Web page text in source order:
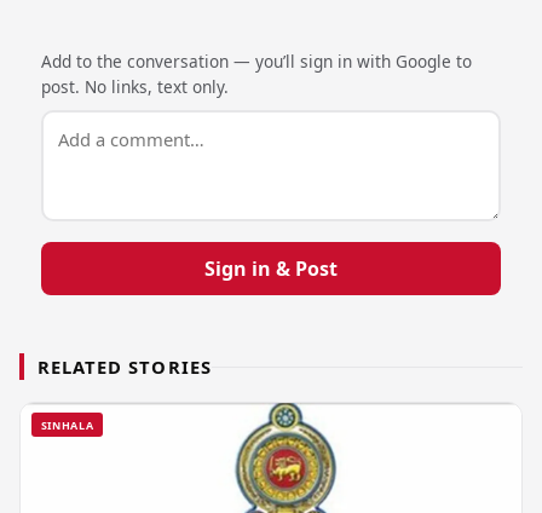
Add to the conversation — you’ll sign in with Google to
post. No links, text only.
Sign in & Post
RELATED STORIES
SINHALA